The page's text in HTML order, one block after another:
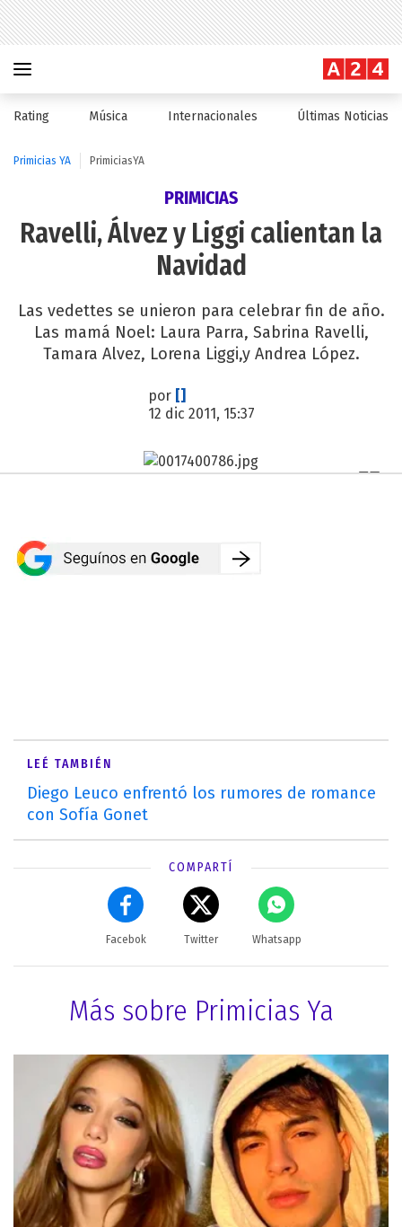
Rating Música Internacionales Últimas Noticias
Primicias YA PrimiciasYA
PRIMICIAS
Ravelli, Álvez y Liggi calientan la
Navidad
Las vedettes se unieron para celebrar fin de año.
Las mamá Noel: Laura Parra, Sabrina Ravelli,
Tamara Alvez, Lorena Liggi,y Andrea López.
por []
12 dic 2011, 15:37
LEÉ TAMBIÉN
Diego Leuco enfrentó los rumores de romance
con Sofía Gonet
COMPARTÍ
Facebok Twitter Whatsapp
Más sobre Primicias Ya